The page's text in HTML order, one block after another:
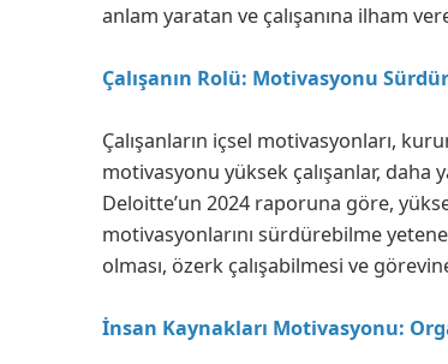
anlam yaratan ve çalışanına ilham
Çalışanın Rolü: Motivasyonu
Çalışanların içsel motivasyonları,
motivasyonu yüksek çalışanlar, daha
Deloitte’un 2024 raporuna göre,
motivasyonlarını sürdürebilme
olması, özerk çalışabilmesi ve
İnsan Kaynakları Motivasyonu: